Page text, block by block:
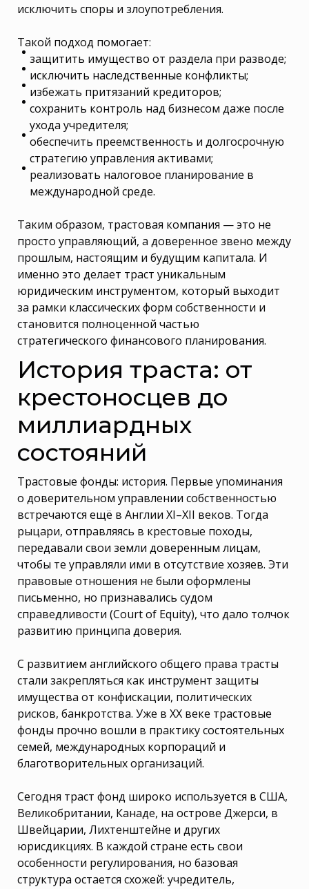
исключить споры и злоупотребления.
Такой подход помогает:
защитить имущество от раздела при разводе;
исключить наследственные конфликты;
избежать притязаний кредиторов;
сохранить контроль над бизнесом даже после
ухода учредителя;
обеспечить преемственность и долгосрочную
стратегию управления активами;
реализовать налоговое планирование в
международной среде.
Таким образом, трастовая компания — это не
просто управляющий, а доверенное звено между
прошлым, настоящим и будущим капитала. И
именно это делает траст уникальным
юридическим инструментом, который выходит
за рамки классических форм собственности и
становится полноценной частью
стратегического финансового планирования.
История траста: от
крестоносцев до
миллиардных
состояний
Трастовые фонды: история. Первые упоминания
о доверительном управлении собственностью
встречаются ещё в Англии XI–XII веков. Тогда
рыцари, отправляясь в крестовые походы,
передавали свои земли доверенным лицам,
чтобы те управляли ими в отсутствие хозяев. Эти
правовые отношения не были оформлены
письменно, но признавались судом
справедливости (Court of Equity), что дало толчок
развитию принципа доверия.
С развитием английского общего права трасты
стали закрепляться как инструмент защиты
имущества от конфискации, политических
рисков, банкротства. Уже в XX веке трастовые
фонды прочно вошли в практику состоятельных
семей, международных корпораций и
благотворительных организаций.
Сегодня траст фонд широко используется в США,
Великобритании, Канаде, на острове Джерси, в
Швейцарии, Лихтенштейне и других
юрисдикциях. В каждой стране есть свои
особенности регулирования, но базовая
структура остается схожей: учредитель,